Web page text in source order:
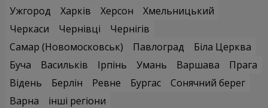
Ужгород
Харків Херсон
Хмельницький
Черкаси
Чернівці
Чернігів
Самар (Новомосковськ)
Павлоград
Біла Церква
Буча
Васильків Ірпінь Умань Варшава
Прага
Відень
Берлін Ревне Бургас
Сонячний берег
Варна
інші регіони